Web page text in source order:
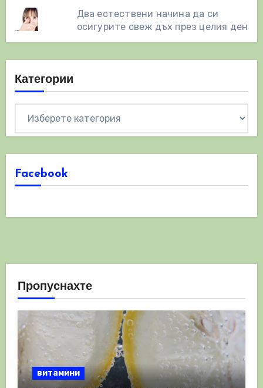
Два естествени начинa да си
осигурите свеж дъх през целия ден
Категории
Facebook
Пропуснахте
витамини